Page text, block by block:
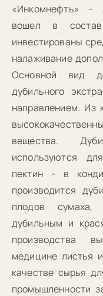
«Инкомнефть» -
вошел в
инвестированы
налаживание
Основной вид
дубильного
направлением. Из
вещества.
используются
пектин - в
производится
плодов сумаха,
дубильным и
производства
медицине листья
качестве сырья
промышленности